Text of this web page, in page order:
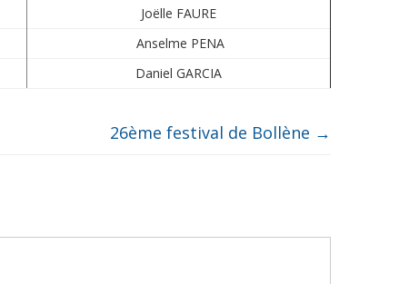
Joëlle FAURE
Anselme PENA
Daniel GARCIA
26ème festival de Bollène →